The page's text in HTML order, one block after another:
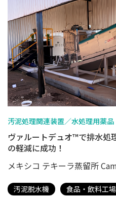
汚泥処理関連装置／水処理用薬品
ヴァルートデュオ™で排水処
の軽減に成功！
メキシコ テキーラ蒸留所
汚泥脱水機 食品・飲料工場